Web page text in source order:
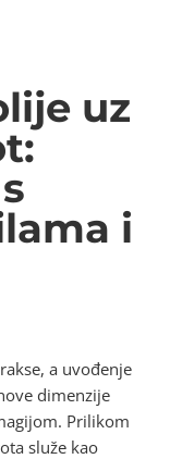
uz
i
a uvođenje
dimenzije
Prilikom
služe kao